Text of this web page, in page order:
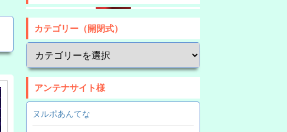
カテゴリー（開閉式）
アンテナサイト様
ヌルポあんてな